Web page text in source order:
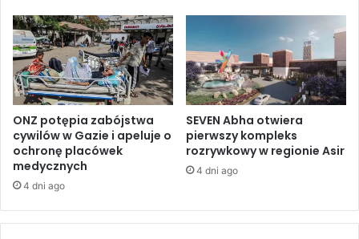
p
o
ł
u
d
n
i
o
w
y
c
a
n
a
p
i
ć
m
i
ę
d
ONZ potępia zabójstwa
cywilów w Gazie i apeluje o
ochronę placówek
medycznych
4 dni ago
SEVEN Abha otwiera
pierwszy kompleks
rozrywkowy w regionie Asir
4 dni ago